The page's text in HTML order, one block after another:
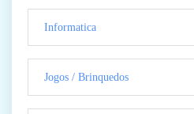
Informatica
Jogos / Brinquedos